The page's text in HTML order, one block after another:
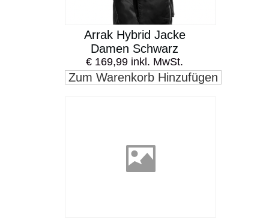
Arrak Hybrid Jacke
Damen Schwarz
€ 169,99 inkl. MwSt.
Zum Warenkorb Hinzufügen